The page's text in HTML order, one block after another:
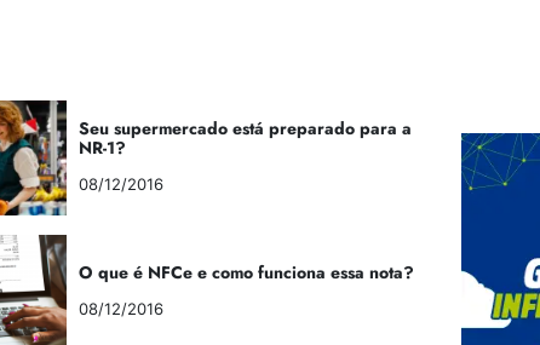
Seu supermercado está preparado para a
NR-1?
08/12/2016
O que é NFCe e como funciona essa nota?
08/12/2016